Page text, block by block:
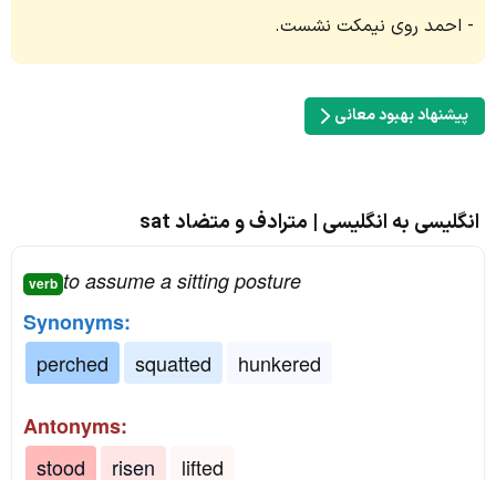
احمد روی نیمکت نشست.
پیشنهاد بهبود معانی
انگلیسی به انگلیسی | مترادف و متضاد sat
verb to assume a sitting posture
Synonyms:
perched
squatted hunkered
Antonyms:
stood
risen lifted